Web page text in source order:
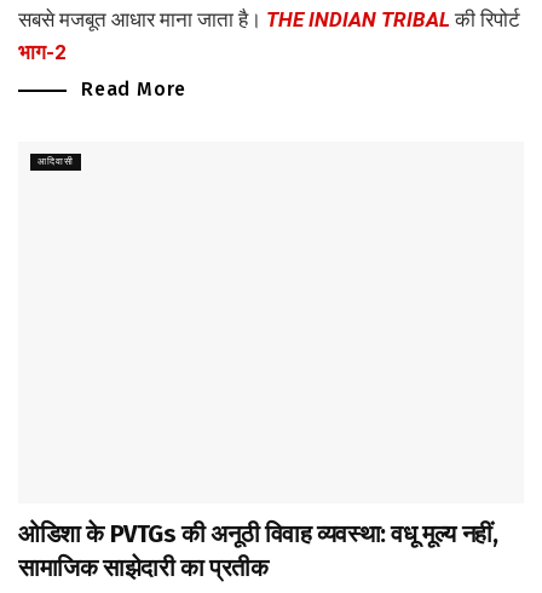
सबसे मजबूत आधार माना जाता है। THE INDIAN TRIBAL की रिपोर्ट
भाग-2
Read More
आदिवासी
ओडिशा के PVTGs की अनूठी विवाह व्यवस्था: वधू मूल्य नहीं,
सामाजिक साझेदारी का प्रतीक